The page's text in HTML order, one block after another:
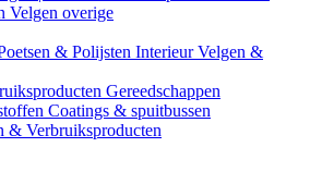
Velgen overige
& Polijsten InterieurVelgen &
Gereedschappen
Coatings & spuitbussen
& Verbruiksproducten